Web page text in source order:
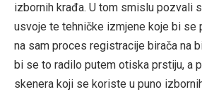
izbornih krađa. U tom smislu pozvali
usvoje te tehničke izmjene koje bi se
na sam proces registracije birača na
bi se to radilo putem otiska prstiju, a
skenera koji se koriste u puno